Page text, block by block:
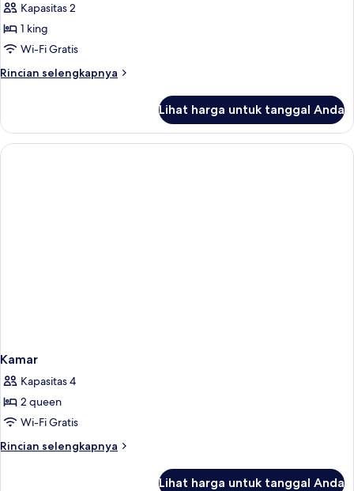
Kapasitas 2
1 king
Wi-Fi Gratis
Rincian selengkapnya
Rincian
Kamar
Lihat harga untuk tanggal Anda
Kamar
Kapasitas 4
2 queen
Wi-Fi Gratis
Rincian selengkapnya
Rincian
Lihat harga untuk tanggal Anda